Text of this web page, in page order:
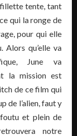
fillette tente, tant
qui la ronge de
pour qui elle
Alors qu’elle va
June va
la mission est
de ce film qui
de l’alien, faut y
et plein de
notre